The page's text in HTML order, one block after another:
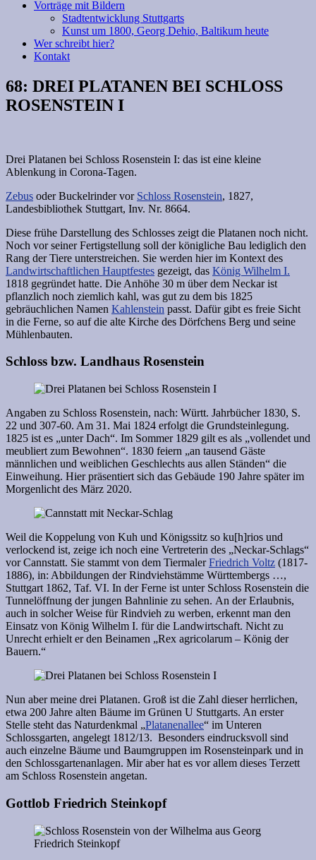
Vorträge mit Bildern
Stadtentwicklung Stuttgarts
Kunst um 1800, Georg Dehio, Baltikum heute
Wer schreibt hier?
Kontakt
68: DREI PLATANEN BEI SCHLOSS
ROSENSTEIN I
Drei Platanen bei Schloss Rosenstein I: das ist eine kleine
Ablenkung in Corona-Tagen.
Zebus oder Buckelrinder vor Schloss Rosenstein, 1827,
Landesbibliothek Stuttgart, Inv. Nr. 8664.
Diese frühe Darstellung des Schlosses zeigt die Platanen noch nicht.
Noch vor seiner Fertigstellung soll der königliche Bau lediglich den
Rang der Tiere unterstreichen. Sie werden hier im Kontext des
Landwirtschaftlichen Hauptfestes gezeigt, das König Wilhelm I.
1818 gegründet hatte. Die Anhöhe 30 m über dem Neckar ist
pflanzlich noch ziemlich kahl, was gut zu dem bis 1825
gebräuchlichen Namen Kahlenstein passt. Dafür gibt es freie Sicht
in die Ferne, so auf die alte Kirche des Dörfchens Berg und seine
Mühlenbauten.
Schloss bzw. Landhaus Rosenstein
Angaben zu Schloss Rosenstein, nach: Württ. Jahrbücher 1830, S.
22 und 307-60. Am 31. Mai 1824 erfolgt die Grundsteinlegung.
1825 ist es „unter Dach“. Im Sommer 1829 gilt es als „vollendet und
meubliert zum Bewohnen“. 1830 feiern „an tausend Gäste
männlichen und weiblichen Geschlechts aus allen Ständen“ die
Einweihung. Hier präsentiert sich das Gebäude 190 Jahre später im
Morgenlicht des März 2020.
Weil die Koppelung von Kuh und Königssitz so ku[h]rios und
verlockend ist, zeige ich noch eine Vertreterin des „Neckar-Schlags“
vor Cannstatt. Sie stammt von dem TiermalerFriedrich Voltz (1817-
1886), in: Abbildungen der Rindviehstämme Württembergs …,
Stuttgart 1862, Taf. VI. In der Ferne ist unter Schloss Rosenstein die
Tunnelöffnung der jungen Bahnlinie zu sehen. An der Erlaubnis,
auch in solcher Weise für Rindvieh zu werben, erkennt man den
Einsatz von König Wilhelm I. für die Landwirtschaft. Nicht zu
Unrecht erhielt er den Beinamen „Rex agricolarum – König der
Bauern.“
Nun aber meine drei Platanen. Groß ist die Zahl dieser herrlichen,
etwa 200 Jahre alten Bäume im Grünen U Stuttgarts. An erster
Stelle steht das Naturdenkmal „Platanenallee“ im Unteren
Schlossgarten, angelegt 1812/13. Besonders eindrucksvoll sind
auch einzelne Bäume und Baumgruppen im Rosensteinpark und in
den Schlossgartenanlagen. Mir aber hat es vor allem dieses Terzett
am Schloss Rosenstein angetan.
Gottlob Friedrich Steinkopf